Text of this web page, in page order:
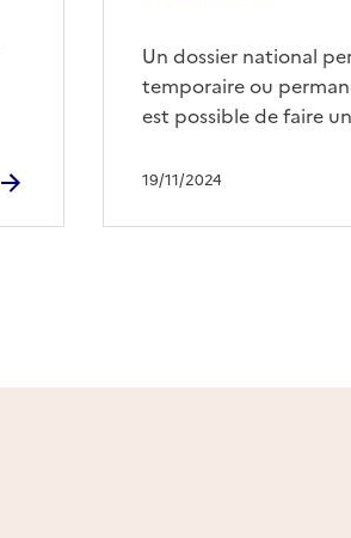
19/11/2024
Un dossier national
temporaire ou
est possible de faire